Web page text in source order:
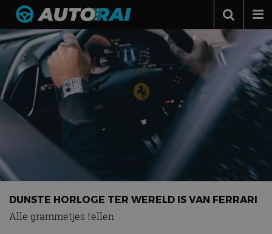
Autonieuws
Podcast
Autotests
Automerken
Adverteren
MotorRAI.nl
DUNSTE HORLOGE TER WERELD IS VAN FERRARI
Alle grammetjes tellen